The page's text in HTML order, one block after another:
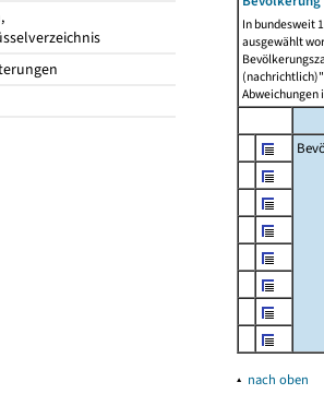
In bundesweit
ausgewählt
Abweichungen
▴ nach oben